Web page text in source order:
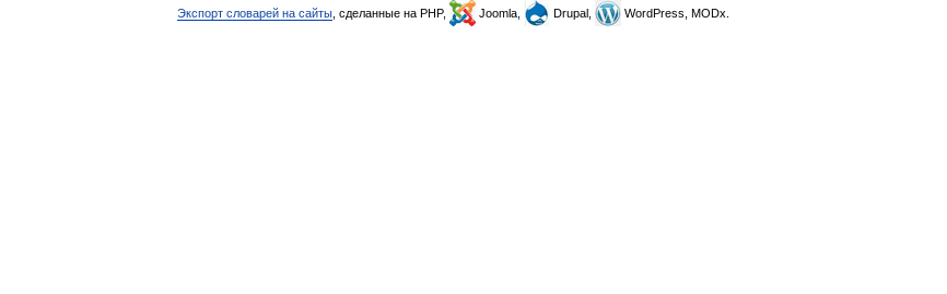
Экспорт словарей на сайты , сделанные на PHP, Joomla, Drupal, WordPress, MODx.